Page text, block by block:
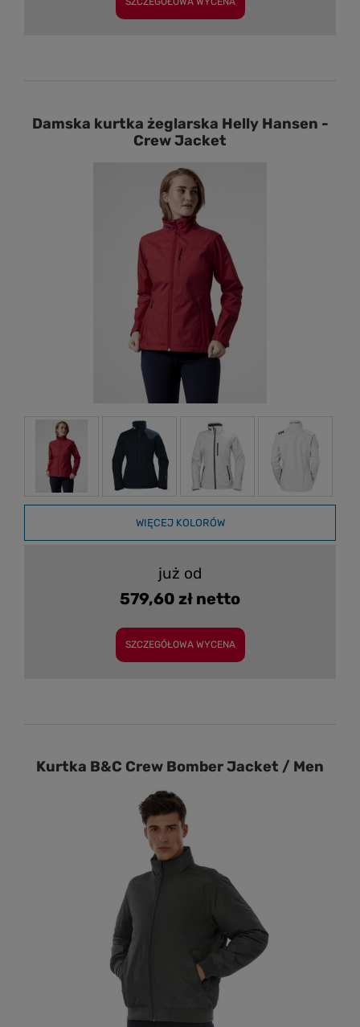
Damska kurtka żeglarska Helly Hansen -
Crew Jacket
WIĘCEJ KOLORÓW
już od
579,60 zł netto
SZCZEGÓŁOWA WYCENA
Kurtka B&C Crew Bomber Jacket / Men